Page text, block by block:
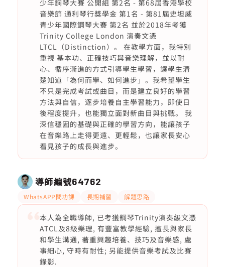
少年鋼琴大賽 公開組 第2名 - 第68屆香港學校
音樂節 通利琴行獎學金 第1名 - 第81屆史坦威
青少年國際鋼琴大賽 第2名 並於2018年考獲
Trinity College London 演奏文憑
LTCL（Distinction）。 在教學方面，我特別
重視 基本功、正確技巧與音樂理解，並以耐
心、循序漸進的方式引導學生學習，讓學生清
楚知道「為何而學、如何進步」。我希望學生
不只是完成考試或曲目，而是建立良好的學習
方法與自信，逐步培養自主學習能力，即使日
後程度提升，也能獨立面對新曲目與挑戰。 我
深信穩固的基礎與正確的學習方向，能讓孩子
在音樂路上走得更遠、更輕鬆，也讓家長安心
看見孩子的成長與進步。
導師編號64762
WhatsAPP問功課 長期補習 解題思路
本人為全職導師, 已考獲鋼琴Trinity演奏級文憑
ATCL及8級樂理, 有豐富教學經驗, 擅長與家長
和學生溝通, 著重興趣培養、技巧及音樂感, 處
事細心, 守時有耐性; 另能提供音樂考試及比賽
錄影.